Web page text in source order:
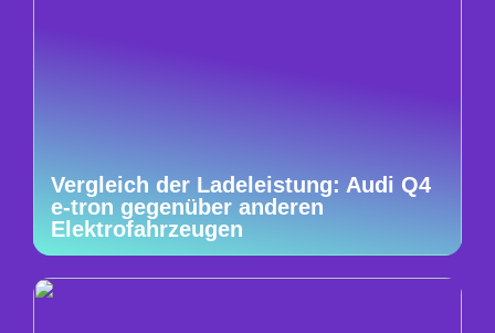
Vergleich der Ladeleistung: Audi Q4
e-tron gegenüber anderen
Elektrofahrzeugen